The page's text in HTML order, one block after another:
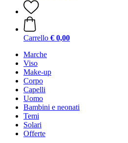
Carrello € 0,00
Marche
Viso
Make-up
Corpo
Capelli
Uomo
Bambini e neonati
Temi
Solari
Offerte